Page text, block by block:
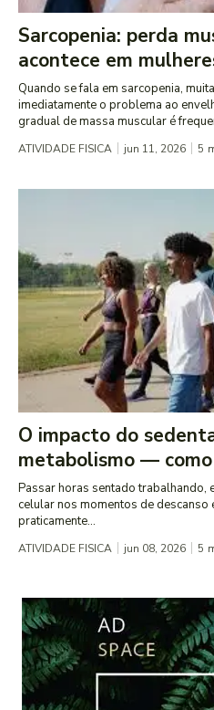
Sarcopenia: perda
acontece em
Quando se fala em sarcopenia,
imediatamente o problema ao
gradual de massa muscular é
ATIVIDADE FISICA jun 11, 2026 5
O impacto do
metabolismo —
Passar horas sentado trabalhando,
celular nos momentos de descanso
praticamente...
ATIVIDADE FISICA jun 08, 2026 5